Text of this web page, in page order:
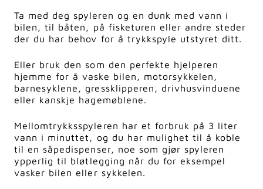
Ta med deg spyleren og en dunk med vann i
bilen, til båten, på fisketuren eller andre steder
der du har behov for å trykkspyle utstyret ditt.
Eller bruk den som den perfekte hjelperen
hjemme for å vaske bilen, motorsykkelen,
barnesyklene, gressklipperen, drivhusvinduene
eller kanskje hagemøblene.
Mellomtrykksspyleren har et forbruk på 3 liter
vann i minuttet, og du har mulighet til å koble
til en såpedispenser, noe som gjør spyleren
ypperlig til bløtlegging når du for eksempel
vasker bilen eller sykkelen.